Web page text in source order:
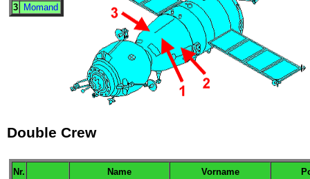
3
Momand
Double Crew
Nr. Name Vorname